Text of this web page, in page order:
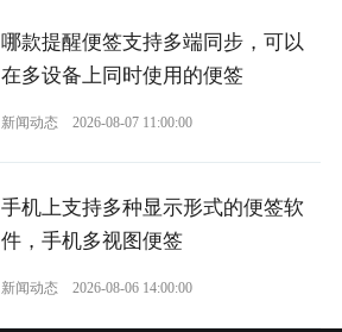
哪款提醒便签支持多端同步，可以
在多设备上同时使用的便签
新闻动态 2026-08-07 11:00:00
手机上支持多种显示形式的便签软
件，手机多视图便签
新闻动态 2026-08-06 14:00:00